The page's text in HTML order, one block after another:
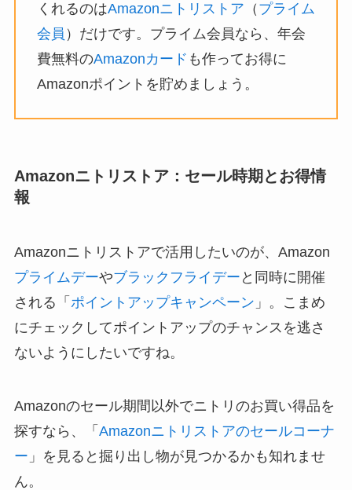
くれるのはAmazonニトリストア （ プライム
会員 ）だけです。プライム会員なら、年会
費無料のAmazonカード も作ってお得に
Amazonポイントを貯めましょう。
Amazonニトリストア：セール時期とお得情
報
Amazonニトリストアで活用したいのが、Amazon
プライムデーやブラックフライデー と同時に開催
される「 ポイントアップキャンペーン 」。こまめ
にチェックしてポイントアップのチャンスを逃さ
ないようにしたいですね。
Amazonのセール期間以外でニトリのお買い得品を
探すなら、「 Amazonニトリストアのセールコーナ
ー 」を見ると掘り出し物が見つかるかも知れませ
ん。